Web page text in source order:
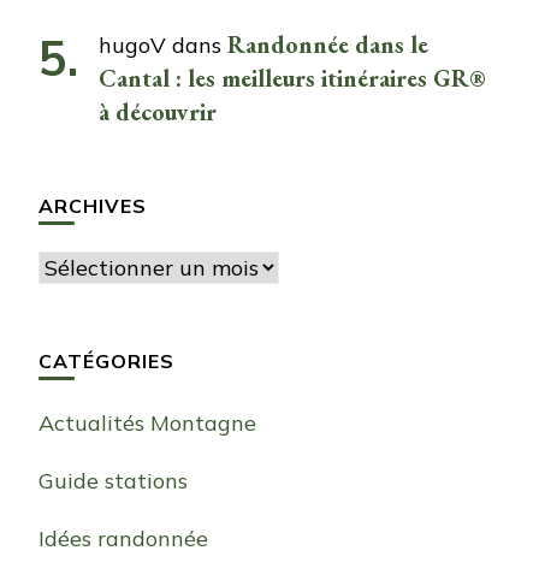
hugoV dans Randonnée dans le
Cantal : les meilleurs itinéraires GR®
à découvrir
ARCHIVES
Archives
CATÉGORIES
Actualités Montagne
Guide stations
Idées randonnée